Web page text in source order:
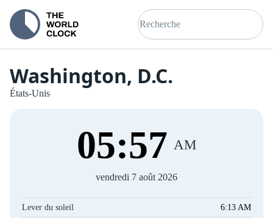
Washington, D.C.
États-Unis
05:58 AM
vendredi 7 août 2026
Lever du soleil 6:13 AM